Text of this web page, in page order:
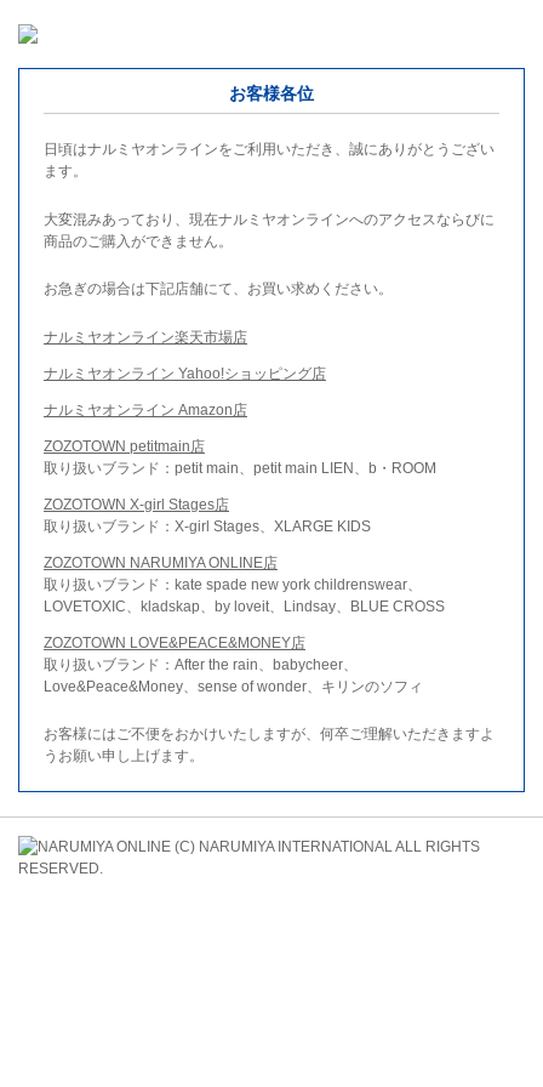
お客様各位
日頃はナルミヤオンラインをご利用いただき、誠にありがとうござい
ます。
大変混みあっており、現在ナルミヤオンラインへのアクセスならびに
商品のご購入ができません。
お急ぎの場合は下記店舗にて、お買い求めください。
ナルミヤオンライン楽天市場店
ナルミヤオンライン Yahoo!ショッピング店
ナルミヤオンライン Amazon店
ZOZOTOWN petitmain店
取り扱いブランド：petit main、petit main LIEN、b・ROOM
ZOZOTOWN X-girl Stages店
取り扱いブランド：X-girl Stages、XLARGE KIDS
ZOZOTOWN NARUMIYA ONLINE店
取り扱いブランド：kate spade new york childrenswear、
LOVETOXIC、kladskap、by loveit、Lindsay、BLUE CROSS
ZOZOTOWN LOVE&PEACE&MONEY店
取り扱いブランド：After the rain、babycheer、
Love&Peace&Money、sense of wonder、キリンのソフィ
お客様にはご不便をおかけいたしますが、何卒ご理解いただきますよ
うお願い申し上げます。